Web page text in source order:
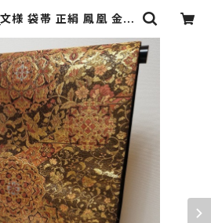
様 袋帯 正絹 鳳凰 金糸
キモノリワ 着物 帯